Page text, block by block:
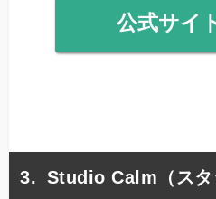
公式サイ
Studio Calm（スタ